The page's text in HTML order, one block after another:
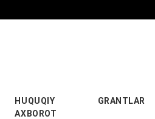
HUQUQIY
AXBOROT
GRANTLAR